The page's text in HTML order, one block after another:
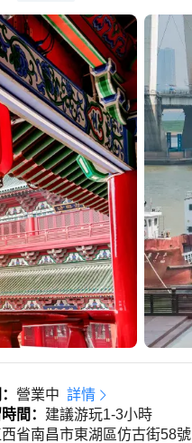
營業中 詳情
間： 建議游玩1-3小時
西省南昌市東湖區仿古街58號